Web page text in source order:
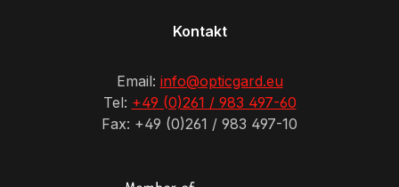
Kontakt
Email: info@opticgard.eu
Tel: +49 (0)261 / 983 497-60
Fax: +49 (0)261 / 983 497-10